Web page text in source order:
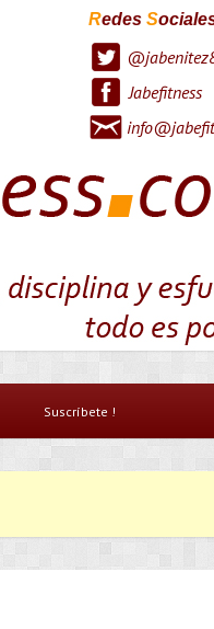
Redes S
Jabefitness
Suscríbete !